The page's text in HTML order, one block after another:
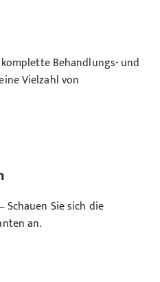
Behandlungs- und
Vielzahl von
Sie sich die
an.